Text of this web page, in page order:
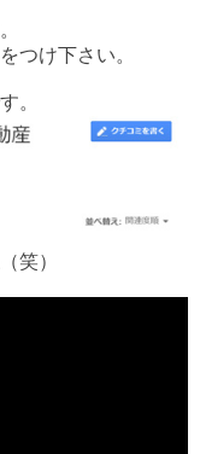
つけ下さい。
。
笑）